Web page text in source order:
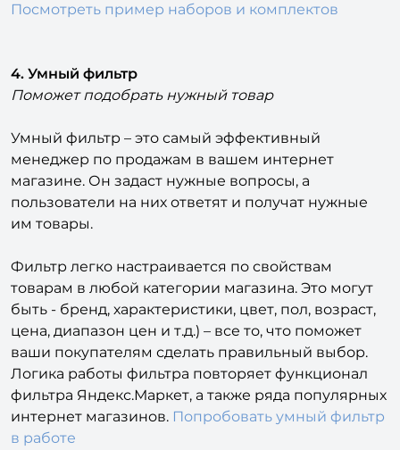
Посмотреть пример наборов и комплектов
4. Умный фильтр
Поможет подобрать нужный товар
Умный фильтр – это самый эффективный
менеджер по продажам в вашем интернет
магазине. Он задаст нужные вопросы, а
пользователи на них ответят и получат нужные
им товары.
Фильтр легко настраивается по свойствам
товарам в любой категории магазина. Это могут
быть - бренд, характеристики, цвет, пол, возраст,
цена, диапазон цен и т.д.) – все то, что поможет
ваши покупателям сделать правильный выбор.
Логика работы фильтра повторяет функционал
фильтра Яндекс.Маркет, а также ряда популярных
интернет магазинов. Попробовать умный фильтр
в работе